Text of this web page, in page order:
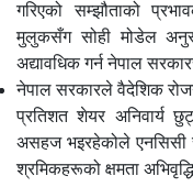
गरिएको सम्झौताको
मुलुकसँग सोही मोडेल
अद्यावधिक गर्न नेपाल
नेपाल सरकारले वैदेशिक
प्रतिशत शेयर अनिवार्य
असहज भइरहेकोले एनसिसी
श्रमिकहरूको क्षमता